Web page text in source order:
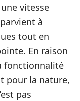
vitesse
à
tout en
En raison
fonctionnalité
pour la nature,
pas